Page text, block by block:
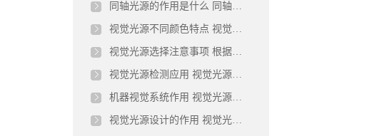
同轴光源的作用是什么 同轴视觉光源特点及应用
视觉光源不同颜色特点 视觉系统中光源有什么作用
视觉光源选择注意事项 根据检测物选择光源的技巧
视觉光源检测应用 视觉光源设计的作用
机器视觉系统作用 视觉光源选择及使用技巧
视觉光源设计的作用 视觉光源使用及照明技巧